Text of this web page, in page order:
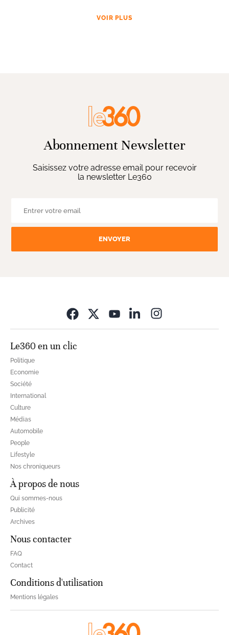
VOIR PLUS
Abonnement Newsletter
Saisissez votre adresse email pour recevoir
la newsletter Le360
ENVOYER
Le360 en un clic
Politique
Economie
Société
International
Culture
Médias
Automobile
People
Lifestyle
Nos chroniqueurs
À propos de nous
Qui sommes-nous
Publicité
Archives
Nous contacter
FAQ
Contact
Conditions d'utilisation
Mentions légales